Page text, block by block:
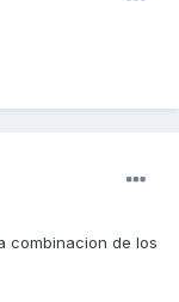
combinacion de los